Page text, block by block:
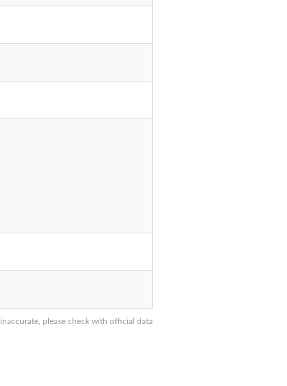
please check with official data